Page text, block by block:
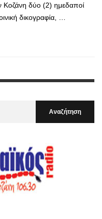
Κοζάνη δύο (2) ημεδαποί
δικογραφία, …